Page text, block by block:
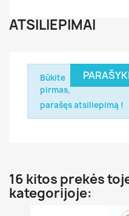
ATSILIEPIMAI
Būkite
pirmas,
parašęs atsiliepimą !
16 kitos prekės
kategorijoje: